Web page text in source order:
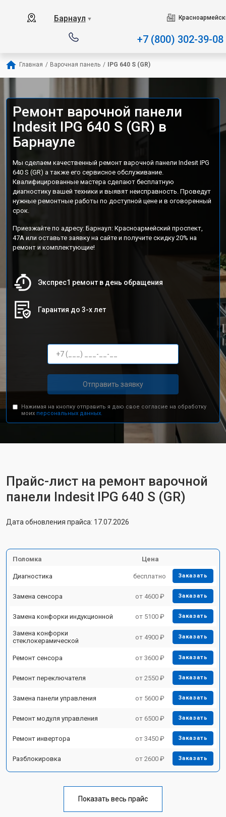
Барнаул ▼
+7 (800) 302-39-08
Главная / Варочная панель / IPG 640 S (GR)
Ремонт варочной панели
Indesit IPG 640 S (GR) в
Барнауле
Мы сделаем качественный ремонт варочной панели Indesit IPG
640 S (GR) а также его сервисное обслуживание.
Квалифицированные мастера сделают бесплатную
диагностику вашей техники и выявят неисправность. Проведут
нужные ремонтные работы по доступной цене и в оговоренный
срок.
Приезжайте по адресу: Барнаул: Красноармейский проспект,
47А или оставьте заявку на сайте и получите скидку 20% на
ремонт и комплектующие!
Экспрес1 ремонт в день обращения
Гарантия до 3-х лет
Отправить заявку
Нажимая на кнопку отправить я даю свое согласие на обработку
моих персональных данных.
Прайс-лист на ремонт варочной
панели Indesit IPG 640 S (GR)
Дата обновления прайса: 17.07.2026
Поломка Цена
Диагностика бесплатно Заказать
Замена сенсора от 4600 ₽ Заказать
Замена конфорки индукционной от 5100 ₽ Заказать
Замена конфорки
стеклокерамической
от 4900 ₽ Заказать
Ремонт сенсора от 3600 ₽ Заказать
Ремонт переключателя от 2550 ₽ Заказать
Замена панели управления от 5600 ₽ Заказать
Ремонт модуля управления от 6500 ₽ Заказать
Ремонт инвертора от 3450 ₽ Заказать
Разблокировка от 2600 ₽ Заказать
Показать весь прайс